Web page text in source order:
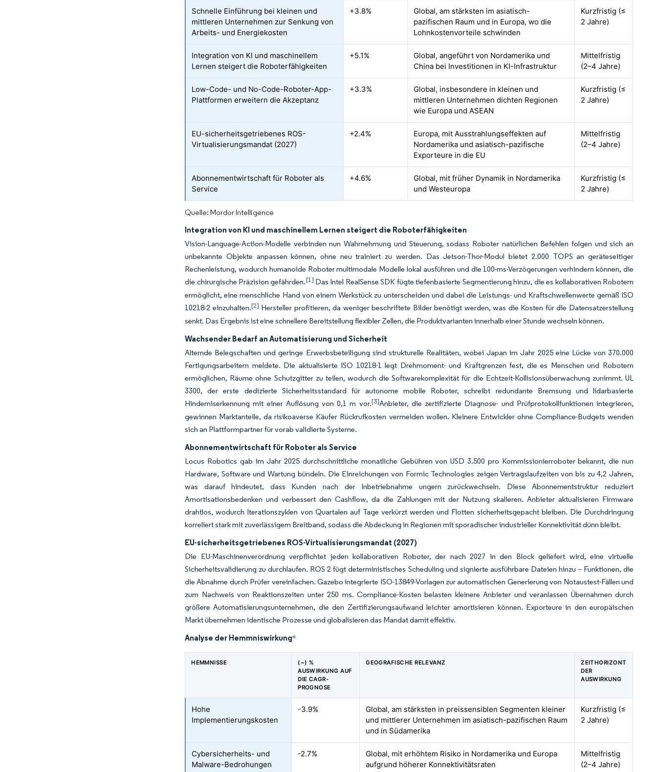
Schnelle Einführung bei kleinen und
mittleren Unternehmen zur Senkung von
Arbeits- und Energiekosten
+3.8%
Global, am stärksten im asiatisch-
pazifischen Raum und in Europa, wo die
Lohnkostenvorteile schwinden
Kurzfristig (≤
2 Jahre)
Integration von KI und maschinellem
Lernen steigert die Roboterfähigkeiten
+5.1%
Global, angeführt von Nordamerika und
China bei Investitionen in KI-Infrastruktur
Mittelfristig
(2–4 Jahre)
Low-Code- und No-Code-Roboter-App-
Plattformen erweitern die Akzeptanz
+3.3%
Global, insbesondere in kleinen und
mittleren Unternehmen dichten Regionen
wie Europa und ASEAN
Kurzfristig (≤
2 Jahre)
EU-sicherheitsgetriebenes ROS-
Virtualisierungsmandat (2027)
+2.4%
Europa, mit Ausstrahlungseffekten auf
Nordamerika und asiatisch-pazifische
Exporteure in die EU
Mittelfristig
(2–4 Jahre)
Abonnementwirtschaft für Roboter als
Service
+4.6%
Global, mit früher Dynamik in Nordamerika
und Westeuropa
Kurzfristig (≤
2 Jahre)
Quelle: Mordor Intelligence
Integration von KI und maschinellem Lernen steigert die Roboterfähigkeiten
Vision-Language-Action-Modelle verbinden nun Wahrnehmung und Steuerung, sodass Roboter natürlichen Befehlen folgen und sich an
unbekannte Objekte anpassen können, ohne neu trainiert zu werden. Das Jetson-Thor-Modul bietet 2.000 TOPS an geräteseitiger
Rechenleistung, wodurch humanoide Roboter multimodale Modelle lokal ausführen und die 100-ms-Verzögerungen verhindern können, die
die chirurgische Präzision gefährden.[1] Das Intel RealSense SDK fügte tiefenbasierte Segmentierung hinzu, die es kollaborativen Robotern
ermöglicht, eine menschliche Hand von einem Werkstück zu unterscheiden und dabei die Leistungs- und Kraftschwellenwerte gemäß ISO
10218-2 einzuhalten.[2] Hersteller profitieren, da weniger beschriftete Bilder benötigt werden, was die Kosten für die Datensatzerstellung
senkt. Das Ergebnis ist eine schnellere Bereitstellung flexibler Zellen, die Produktvarianten innerhalb einer Stunde wechseln können.
Wachsender Bedarf an Automatisierung und Sicherheit
Alternde Belegschaften und geringe Erwerbsbeteiligung sind strukturelle Realitäten, wobei Japan im Jahr 2025 eine Lücke von 370.000
Fertigungsarbeitern meldete. Die aktualisierte ISO 10218-1 legt Drehmoment- und Kraftgrenzen fest, die es Menschen und Robotern
ermöglichen, Räume ohne Schutzgitter zu teilen, wodurch die Softwarekomplexität für die Echtzeit-Kollisionsüberwachung zunimmt. UL
3300, der erste dedizierte Sicherheitsstandard für autonome mobile Roboter, schreibt redundante Bremsung und lidarbasierte
Hinderniserkennung mit einer Auflösung von 0,1 m vor.[3]Anbieter, die zertifizierte Diagnose- und Prüfprotokollfunktionen integrieren,
gewinnen Marktanteile, da risikoaverse Käufer Rückrufkosten vermeiden wollen. Kleinere Entwickler ohne Compliance-Budgets wenden
sich an Plattformpartner für vorab validierte Systeme.
Abonnementwirtschaft für Roboter als Service
Locus Robotics gab im Jahr 2025 durchschnittliche monatliche Gebühren von USD 3.500 pro Kommissionierroboter bekannt, die nun
Hardware, Software und Wartung bündeln. Die Einreichungen von Formic Technologies zeigen Vertragslaufzeiten von bis zu 4,2 Jahren,
was darauf hindeutet, dass Kunden nach der Inbetriebnahme ungern zurückwechseln. Diese Abonnementstruktur reduziert
Amortisationsbedenken und verbessert den Cashflow, da die Zahlungen mit der Nutzung skalieren. Anbieter aktualisieren Firmware
drahtlos, wodurch Iterationszyklen von Quartalen auf Tage verkürzt werden und Flotten sicherheitsgepacht bleiben. Die Durchdringung
korreliert stark mit zuverlässigem Breitband, sodass die Abdeckung in Regionen mit sporadischer industrieller Konnektivität dünn bleibt.
EU-sicherheitsgetriebenes ROS-Virtualisierungsmandat (2027)
Die EU-Maschinenverordnung verpflichtet jeden kollaborativen Roboter, der nach 2027 in den Block geliefert wird, eine virtuelle
Sicherheitsvalidierung zu durchlaufen. ROS 2 fügt deterministisches Scheduling und signierte ausführbare Dateien hinzu – Funktionen, die
die Abnahme durch Prüfer vereinfachen. Gazebo integrierte ISO-13849-Vorlagen zur automatischen Generierung von Notaustest-Fällen und
zum Nachweis von Reaktionszeiten unter 250 ms. Compliance-Kosten belasten kleinere Anbieter und veranlassen Übernahmen durch
größere Automatisierungsunternehmen, die den Zertifizierungsaufwand leichter amortisieren können. Exporteure in den europäischen
Markt übernehmen identische Prozesse und globalisieren das Mandat damit effektiv.
Analyse der Hemmniswirkung*
HEMMNISSE
(~) %
AUSWIRKUNG AUF
DIE CAGR-
PROGNOSE
GEOGRAFISCHE RELEVANZ
ZEITHORIZONT
DER
AUSWIRKUNG
Hohe
Implementierungskosten
-3.9%
Global, am stärksten in preissensiblen Segmenten kleiner
und mittlerer Unternehmen im asiatisch-pazifischen Raum
und in Südamerika
Kurzfristig (≤
2 Jahre)
Cybersicherheits- und
Malware-Bedrohungen
-2.7%
Global, mit erhöhtem Risiko in Nordamerika und Europa
aufgrund höherer Konnektivitätsraten
Mittelfristig
(2–4 Jahre)